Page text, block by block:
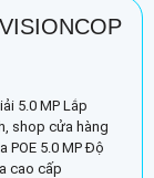
5.0 MP Lắp
shop cửa hàng
POE 5.0 MP Độ
cao cấp